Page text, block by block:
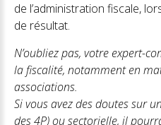
de l’administration fiscale,
de résultat.
N’oubliez pas, votre expert-
la fiscalité, notamment en
associations.
Si vous avez des doutes sur
des 4P) ou sectorielle, il